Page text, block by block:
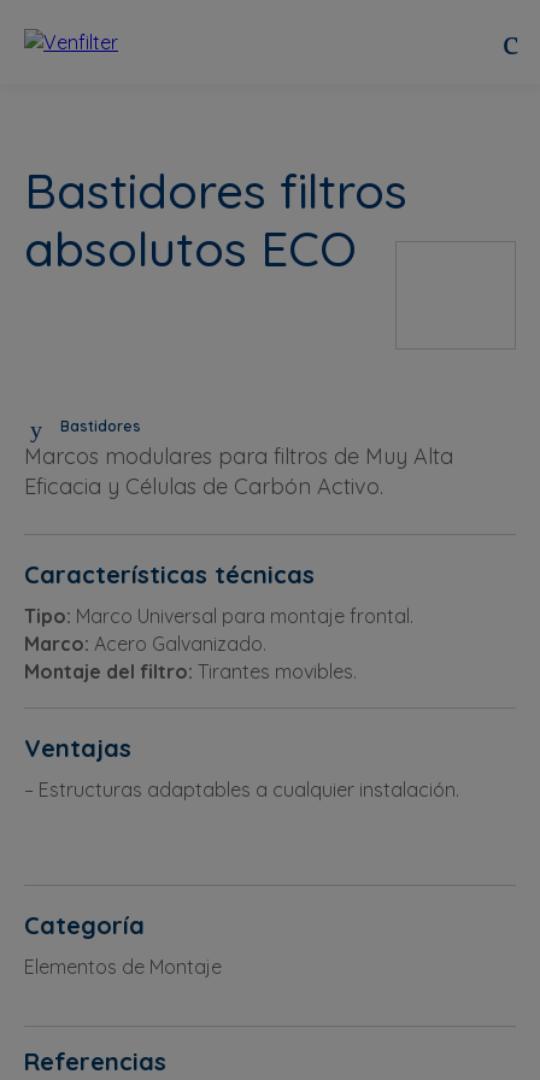
Bastidores
Marcos modulares para filtros de Muy Alta
Eficacia y Células de Carbón Activo.
Características técnicas
Tipo: Marco Universal para montaje frontal.
Marco: Acero Galvanizado.
Montaje del filtro: Tirantes movibles.
Ventajas
– Estructuras adaptables a cualquier instalación.
Categoría
Elementos de Montaje
Bastidores filtros
absolutos ECO
Referencias